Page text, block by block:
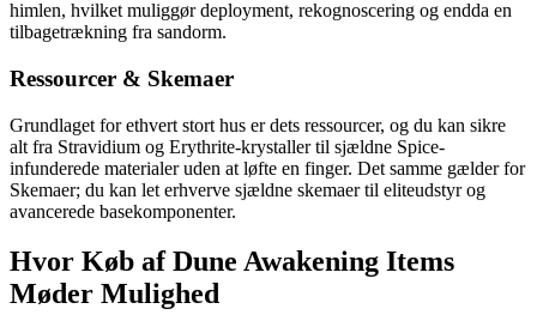
himlen, hvilket muliggør deployment, rekognoscering og endda en
tilbagetrækning fra sandorm.
Ressourcer & Skemaer
Grundlaget for ethvert stort hus er dets ressourcer, og du kan sikre
alt fra Stravidium og Erythrite-krystaller til sjældne Spice-
infunderede materialer uden at løfte en finger. Det samme gælder for
Skemaer; du kan let erhverve sjældne skemaer til eliteudstyr og
avancerede basekomponenter.
Hvor Køb af Dune Awakening Items
Møder Mulighed